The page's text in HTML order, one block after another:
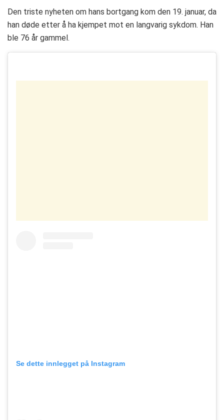
Den triste nyheten om hans bortgang kom den 19. januar, da
han døde etter å ha kjempet mot en langvarig sykdom. Han
ble 76 år gammel.
Se dette innlegget på Instagram